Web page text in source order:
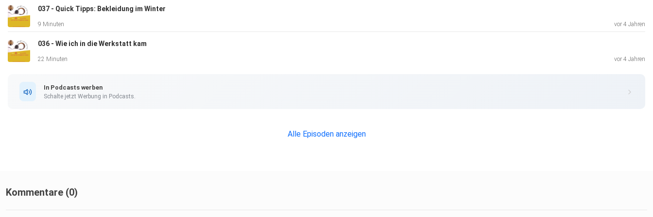
037 - Quick Tipps: Bekleidung im Winter
9 Minuten vor 4 Jahren
036 - Wie ich in die Werkstatt kam
22 Minuten vor 4 Jahren
In Podcasts werben
Schalte jetzt Werbung in Podcasts.
Alle Episoden anzeigen
Kommentare (0)